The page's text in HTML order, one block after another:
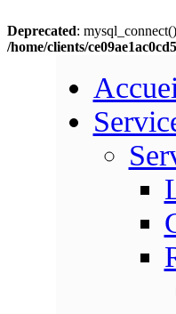
Deprecated:
/home/clients/